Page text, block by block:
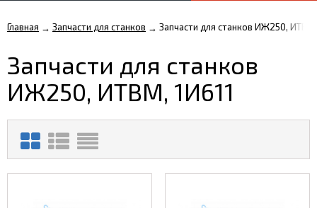
Главная → Запчасти для станков → Запчасти для станков ИЖ250, ИТВМ,
Запчасти для станков
ИЖ250, ИТВМ, 1И611